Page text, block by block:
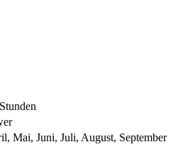
Mai, Juni, Juli, August, September